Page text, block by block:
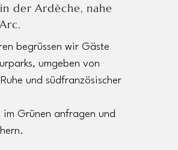
der Ardèche, nahe
begrüssen wir Gäste
umgeben von
und südfranzösischer
im Grünen anfragen und